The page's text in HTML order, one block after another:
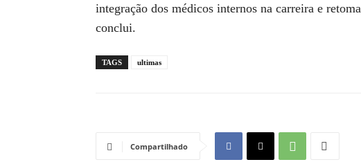
integração dos médicos internos na carreira e
conclui.
TAGS ultimas
Compartilhado